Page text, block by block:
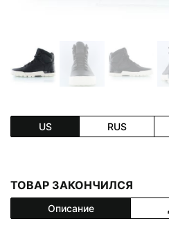
US RUS
ТОВАР ЗАКОНЧИЛСЯ
Описание